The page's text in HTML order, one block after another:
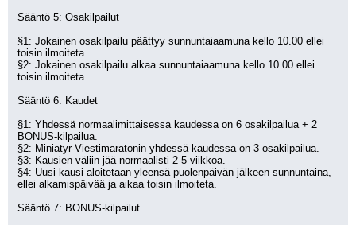
Sääntö 5: Osakilpailut
§1: Jokainen osakilpailu päättyy sunnuntaiaamuna kello 10.00 ellei
toisin ilmoiteta.
§2: Jokainen osakilpailu alkaa sunnuntaiaamuna kello 10.00 ellei
toisin ilmoiteta.
Sääntö 6: Kaudet
§1: Yhdessä normaalimittaisessa kaudessa on 6 osakilpailua + 2
BONUS-kilpailua.
§2: Miniatyr-Viestimaratonin yhdessä kaudessa on 3 osakilpailua.
§3: Kausien väliin jää normaalisti 2-5 viikkoa.
§4: Uusi kausi aloitetaan yleensä puolenpäivän jälkeen sunnuntaina,
ellei alkamispäivää ja aikaa toisin ilmoiteta.
Sääntö 7: BONUS-kilpailut